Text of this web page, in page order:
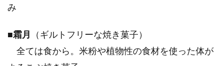
み
■霜月 （ギルトフリーな焼き菓子）
全ては食から。米粉や植物性の食材を使った体が